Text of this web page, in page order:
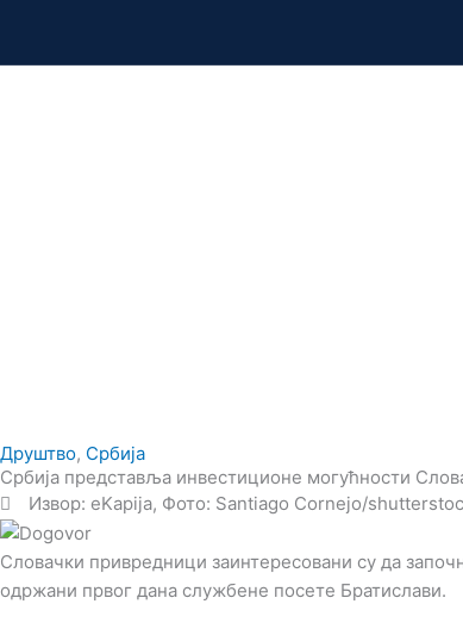
Друштво, Србија
Србија представља инвестиционе могућности
Извор: eKapija, Фото: Santiago Cornejo/
Словачки привредници заинтересовани су да
одржани првог дана службене посете Братислави.